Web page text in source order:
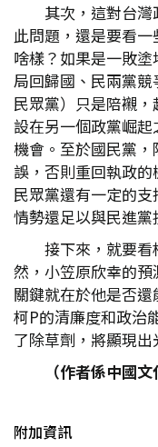
其次，這對台
此問題，還是要看
啥樣？如果是一敗
局回歸國、民兩黨
民眾黨）只是陪襯
設在另一個政黨崛
機會。至於國民黨
誤，否則重回執政
民眾黨還有一定的
情勢還足以與民進黨
接下來，就要
然，小笠原欣幸的預
關鍵就在於他是否
柯P的清廉度和政治
了除草劑，將顯現出
（作者係中國
附加資訊